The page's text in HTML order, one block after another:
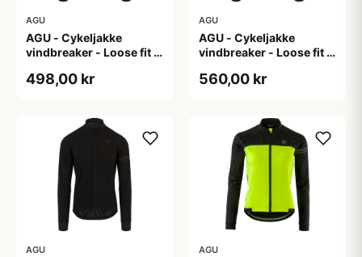
AGU
AGU - Cykeljakke
vindbreaker - Loose fit -
498,00 kr
AGU
AGU - Cykeljakke
vindbreaker - Loose fit -
560,00 kr
AGU AGU